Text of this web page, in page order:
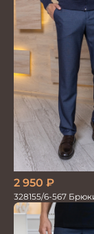
2 950 ₽
328155/6-567